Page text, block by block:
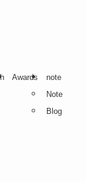
Awards
note
Note
Blog